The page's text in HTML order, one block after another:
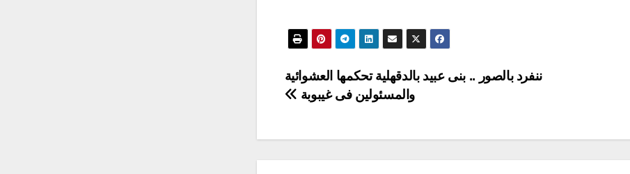
ننفرد بالصور .. بنى عبيد بالدقهلية تحكمها العشوائية
والمسئولين فى غيبوبة